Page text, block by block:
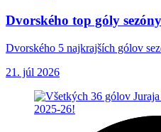
Dvorského top góly sezóny
Dvorského 5 najkrajších gólov
21. júl 2026